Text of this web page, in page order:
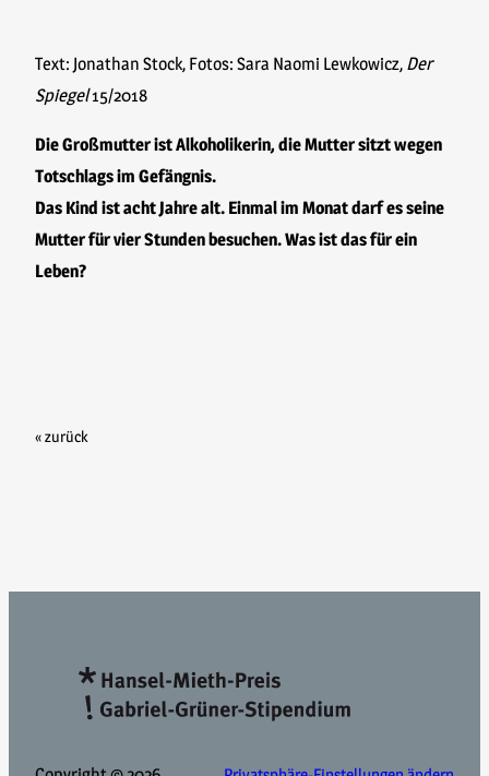
Text: Jonathan Stock, Fotos: Sara Naomi Lewkowicz, Der
Spiegel15/2018
Die Großmutter ist Alkoholikerin, die Mutter sitzt wegen
Totschlags im Gefängnis.
Das Kind ist acht Jahre alt. Einmal im Monat darf es seine
Mutter für vier Stunden besuchen. Was ist das für ein
Leben?
« zurück